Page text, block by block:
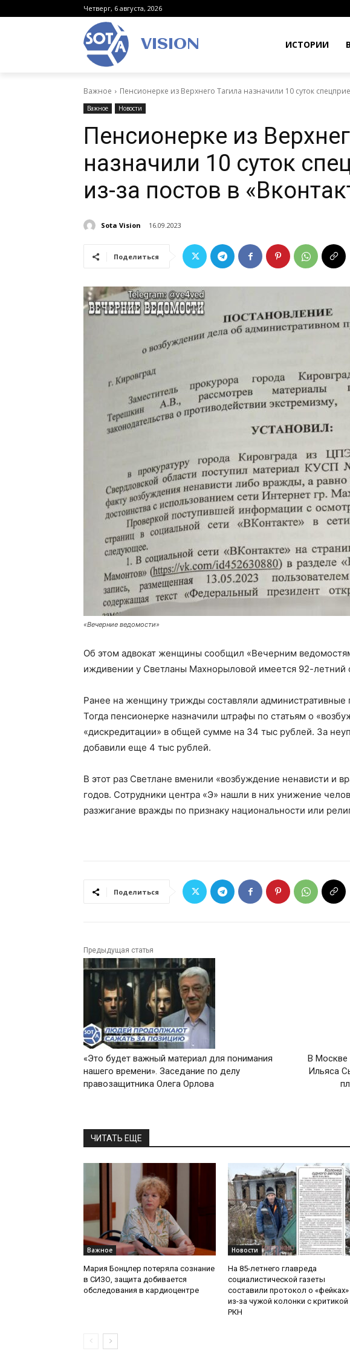
Четверг, 6 августа, 2026
VISION ИСТОРИИ
Важное Пенсионерке из Верхнего Тагила назначили 10 суток
Важное Новости
Пенсионерке из
назначили 10 суток
из-за постов в
Sota Vision 16.09.2023
Поделиться
«Вечерние ведомости»
Об этом адвокат женщины сообщил «Вечерним
иждивении у Светланы Махнорыловой имеется 92-летний
Ранее на женщину трижды составляли административные
Тогда пенсионерке назначили штрафы по статьям о
«дискредитации» в общей сумме на 34 тыс рублей. За
добавили еще 4 тыс рублей.
В этот раз Светлане вменили «возбуждение ненависти и
годов. Сотрудники центра «Э» нашли в них унижение
разжигание вражды по признаку национальности или
Поделиться
Предыдущая статья
«Это будет важный материал для понимания
нашего времени». Заседание по делу
правозащитника Олега Орлова
В Москве
Ильяса
ЧИТАТЬ ЕЩЕ
Важное
Мария Бонцлер потеряла сознание
в СИЗО, защита добивается
обследования в кардиоцентре
Новости
На 85-летнего главреда
социалистической газеты
составили протокол о «фейках»
из-за чужой колонки с критикой
РКН